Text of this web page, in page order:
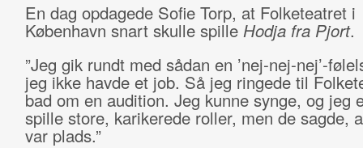
En dag opdagede Sofie Torp, at Folketeatret i
København snart skulle spille Hodja fra Pjort.
”Jeg gik rundt med sådan en ’nej-nej-nej’-
jeg ikke havde et job. Så jeg ringede til
bad om en audition. Jeg kunne synge, og jeg
spille store, karikerede roller, men de sagde,
var plads.”